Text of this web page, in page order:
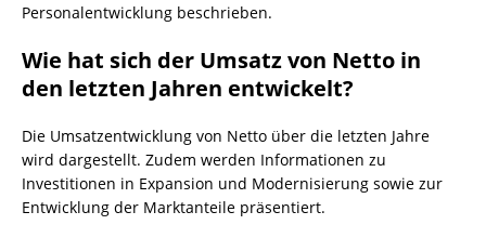
Personalentwicklung beschrieben.
Wie hat sich der Umsatz von Netto in
den letzten Jahren entwickelt?
Die Umsatzentwicklung von Netto über die letzten Jahre
wird dargestellt. Zudem werden Informationen zu
Investitionen in Expansion und Modernisierung sowie zur
Entwicklung der Marktanteile präsentiert.